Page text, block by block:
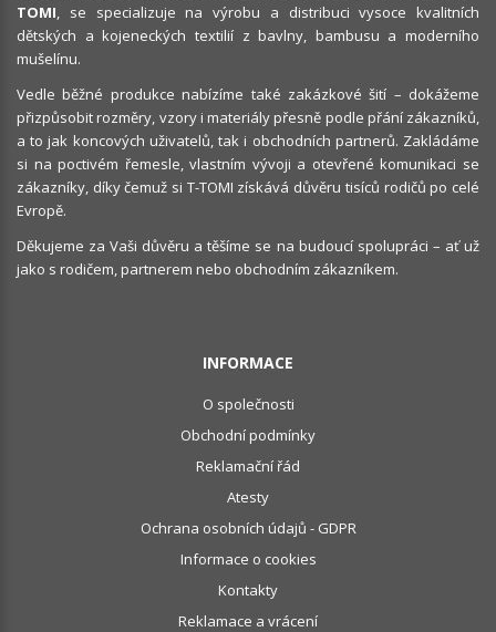
TOMI , se specializuje na výrobu a distribuci vysoce kvalitních
dětských a kojeneckých textilií z bavlny, bambusu a moderního
mušelínu.
Vedle běžné produkce nabízíme také zakázkové šití – dokážeme
přizpůsobit rozměry, vzory i materiály přesně podle přání zákazníků,
a to jak koncových uživatelů, tak i obchodních partnerů. Zakládáme
si na poctivém řemesle, vlastním vývoji a otevřené komunikaci se
zákazníky, díky čemuž si T-TOMI získává důvěru tisíců rodičů po celé
Evropě.
Děkujeme za Vaši důvěru a těšíme se na budoucí spolupráci – ať už
jako s rodičem, partnerem nebo obchodním zákazníkem.
INFORMACE
O společnosti
Obchodní podmínky
Reklamační řád
Atesty
Ochrana osobních údajů - GDPR
Informace o cookies
Kontakty
Reklamace a vrácení